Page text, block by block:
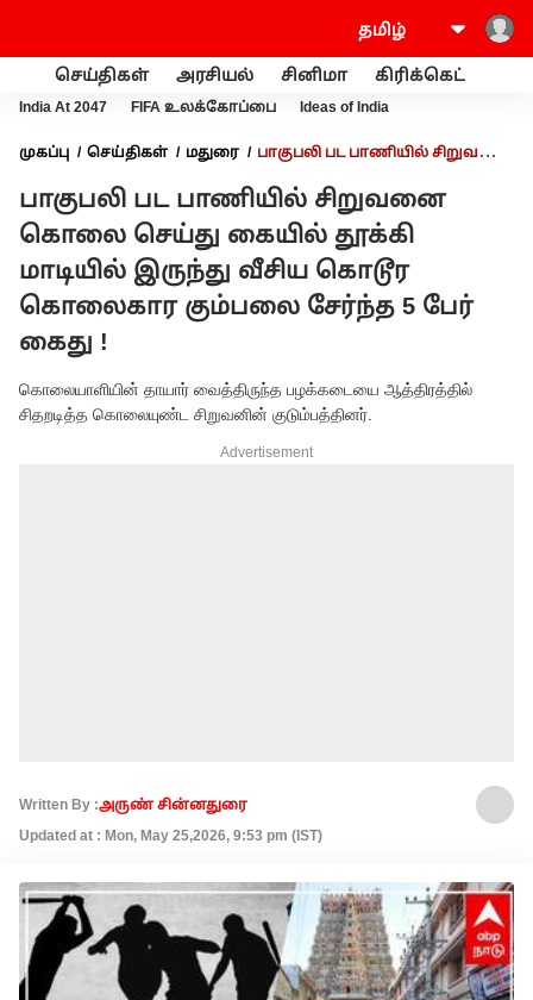
செய்திகள் அரசியல் சினிமா கிரிக்கெட்
India At 2047 FIFA உலக்கோப்பை Ideas of India
முகப்பு செய்திகள் மதுரை
பாகுபலி பட பாணியில் சிறுவனை
கொலைகார கும்பலை சேர்ந்த 5 பேர் கைது !
பாகுபலி பட பாணியில் சிறுவனை
கொலை செய்து கையில் தூக்கி
மாடியில் இருந்து வீசிய கொடூர
கொலைகார கும்பலை சேர்ந்த 5 பேர்
கைது !
கொலையாளியின் தாயார் வைத்திருந்த பழக்கடையை ஆத்திரத்தில்
சிதறடித்த கொலையுண்ட சிறுவனின் குடும்பத்தினர்.
Advertisement
Written By :அருண் சின்னதுரை
Updated at : Mon, May 25,2026, 9:53 pm (IST)